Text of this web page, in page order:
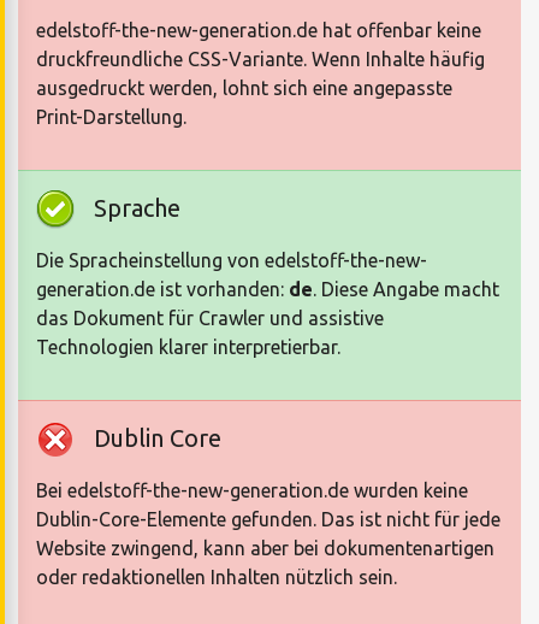
edelstoff-the-new-generation.de hat offenbar keine
druckfreundliche CSS-Variante. Wenn Inhalte häufig
ausgedruckt werden, lohnt sich eine angepasste
Print-Darstellung.
Sprache
Die Spracheinstellung von edelstoff-the-new-
generation.de ist vorhanden: de. Diese Angabe macht
das Dokument für Crawler und assistive
Technologien klarer interpretierbar.
Dublin Core
Bei edelstoff-the-new-generation.de wurden keine
Dublin-Core-Elemente gefunden. Das ist nicht für jede
Website zwingend, kann aber bei dokumentenartigen
oder redaktionellen Inhalten nützlich sein.